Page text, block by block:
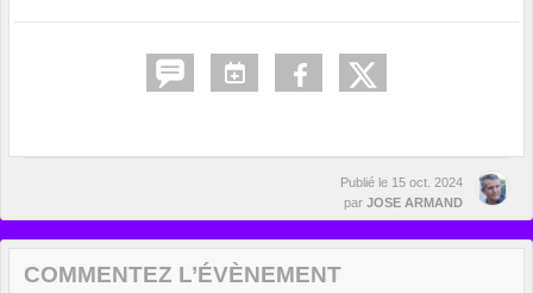
Publié le 15 oct. 2024
par JOSE ARMAND
COMMENTEZ L’ÉVÈNEMENT